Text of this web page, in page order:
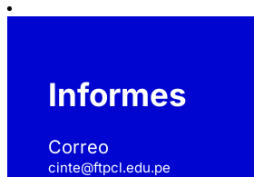
Informes
Correo
cinte@ftpcl.edu.pe